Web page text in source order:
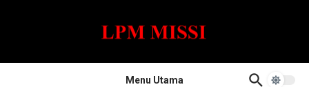
Menu Utama